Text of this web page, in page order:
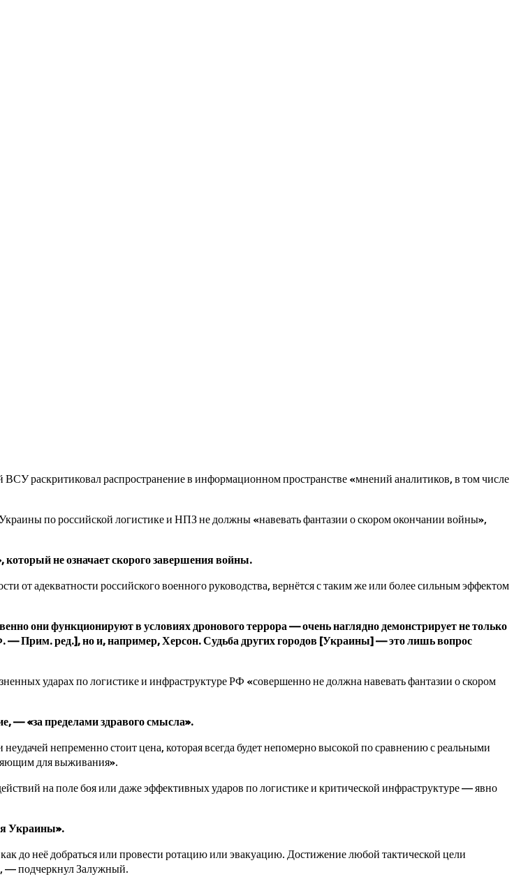
раскритиковал распространение в информационном пространстве «мнений аналитиков, в том числе
по российской логистике и НПЗ не должны «навевать фантазии о скором окончании войны»,
не означает скорого завершения войны.
адекватности российского военного руководства, вернётся с таким же или более сильным эффектом
они функционируют в условиях дронового террора — очень наглядно демонстрирует не только
Прим. ред.], но и, например, Херсон. Судьба других городов [Украины] — это лишь вопрос
ударах по логистике и инфраструктуре РФ «совершенно не должна навевать фантазии о скором
— «за пределами здравого смысла».
непременно стоит цена, которая всегда будет непомерно высокой по сравнению с реальными
для выживания».
на поле боя или даже эффективных ударов по логистике и критической инфраструктуре — явно
Украины».
до неё добраться или провести ротацию или эвакуацию. Достижение любой тактической цели
— подчеркнул Залужный.